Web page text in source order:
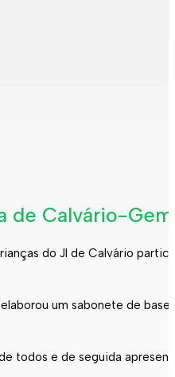
de Calvário-
do JI de Calvário
um sabonete de
todos e de seguida